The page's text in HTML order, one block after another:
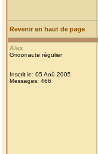
Revenir en haut de page
Alex
Grioonaute régulier
Inscrit le: 05 Aoû 2005
Messages: 466